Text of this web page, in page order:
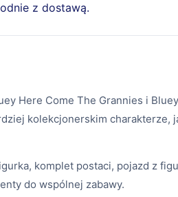
z dostawą.
Here Come The Grannies i
kolekcjonerskim charakterze,
komplet postaci, pojazd z
do wspólnej zabawy.